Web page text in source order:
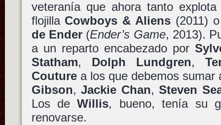
veteranía que ahora tanto
flojilla Cowboys & Aliens (2011)
de Ender(Ender’s Game, 2013).
a un reparto encabezado por
Statham, Dolph Lundgren,
Couturea los que debemos sumar
Gibson,Jackie Chan,Steven
Los deWillis, bueno, tenía su
renovarse.